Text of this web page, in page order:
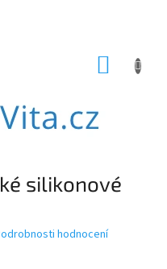
silikonové
hodnocení